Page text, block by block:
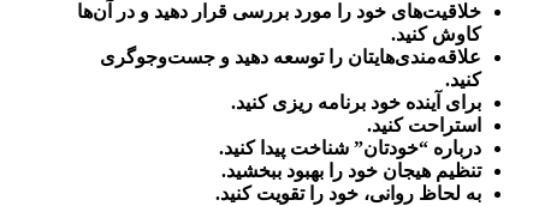
خلاقیت‌های خود را مورد بررسی قرار دهید و در آن‌ها
کاوش کنید.
علاقه‌مندی‌هایتان را توسعه دهید و جست‌و‌جوگری
کنید.
برای آینده خود برنامه ریزی کنید.
استراحت کنید.
درباره “خودتان” شناخت پیدا کنید.
تنظیم هیجان خود را بهبود ببخشید.
به لحاظ روانی، خود را تقویت کنید.